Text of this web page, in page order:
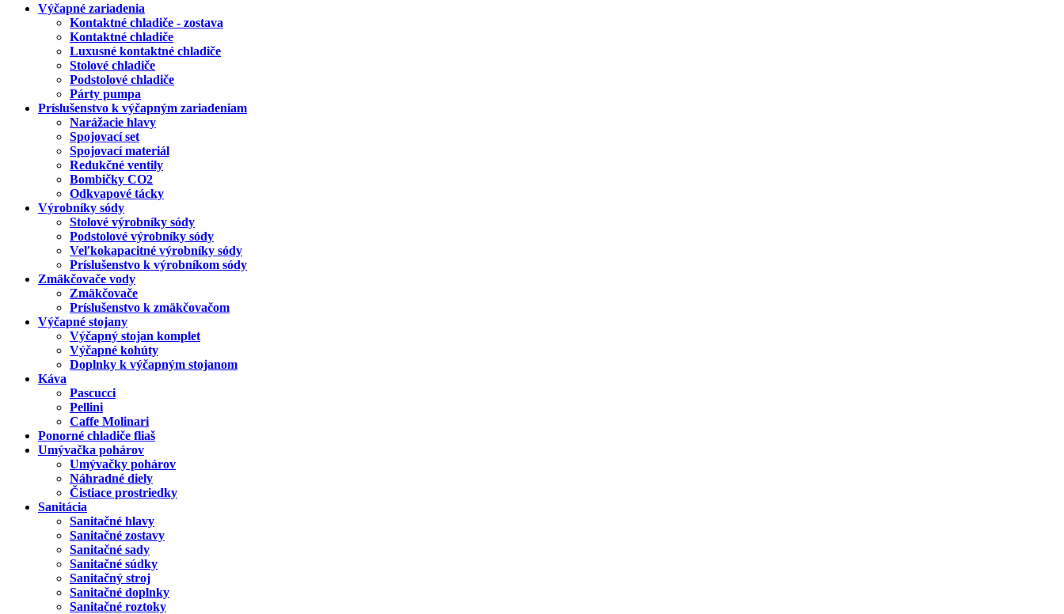
Výčapné zariadenia
Kontaktné chladiče - zostava
Kontaktné chladiče
Luxusné kontaktné chladiče
Stolové chladiče
Podstolové chladiče
Párty pumpa
Príslušenstvo k výčapným zariadeniam
Narážacie hlavy
Spojovací set
Spojovací materiál
Redukčné ventily
Bombičky CO2
Odkvapové tácky
Výrobníky sódy
Stolové výrobníky sódy
Podstolové výrobníky sódy
Veľkokapacitné výrobníky sódy
Príslušenstvo k výrobníkom sódy
Zmäkčovače vody
Zmäkčovače
Príslušenstvo k zmäkčovačom
Výčapné stojany
Výčapný stojan komplet
Výčapné kohúty
Doplnky k výčapným stojanom
Káva
Pascucci
Pellini
Caffe Molinari
Ponorné chladiče fliaš
Umývačka pohárov
Umývačky pohárov
Náhradné diely
Čistiace prostriedky
Sanitácia
Sanitačné hlavy
Sanitačné zostavy
Sanitačné sady
Sanitačné súdky
Sanitačný stroj
Sanitačné doplnky
Sanitačné roztoky